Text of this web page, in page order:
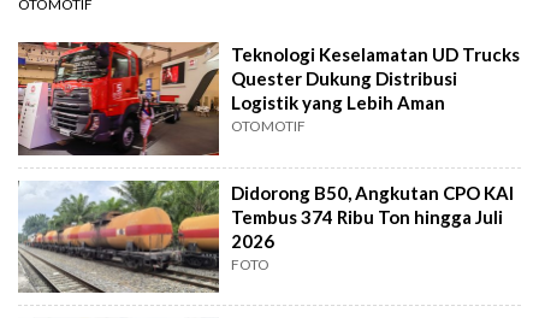
OTOMOTIF
Teknologi Keselamatan UD Trucks
Quester Dukung Distribusi
Logistik yang Lebih Aman
OTOMOTIF
Didorong B50, Angkutan CPO KAI
Tembus 374 Ribu Ton hingga Juli
2026
FOTO